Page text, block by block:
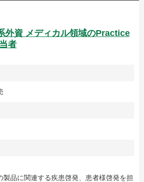
外資 メディカル領域のPractice
者
製品に関連する疾患啓発、患者様啓発を担